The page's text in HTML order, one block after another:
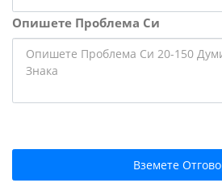
Опишете Проблема Си
Вземете